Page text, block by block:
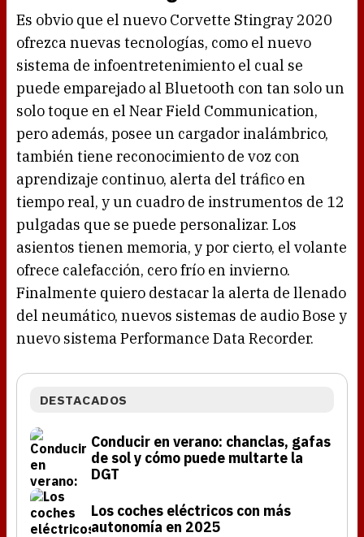
Es obvio que el nuevo Corvette Stingray 2020
ofrezca nuevas tecnologías, como el nuevo
sistema de infoentretenimiento el cual se
puede emparejado al Bluetooth con tan solo un
solo toque en el Near Field Communication,
pero además, posee un cargador inalámbrico,
también tiene reconocimiento de voz con
aprendizaje continuo, alerta del tráfico en
tiempo real, y un cuadro de instrumentos de 12
pulgadas que se puede personalizar. Los
asientos tienen memoria, y por cierto, el volante
ofrece calefacción, cero frío en invierno.
Finalmente quiero destacar la alerta de llenado
del neumático, nuevos sistemas de audio Bose y
nuevo sistema Performance Data Recorder.
DESTACADOS
Conducir en verano: chanclas, gafas
de sol y cómo puede multarte la
DGT
Los coches eléctricos con más
autonomía en 2025